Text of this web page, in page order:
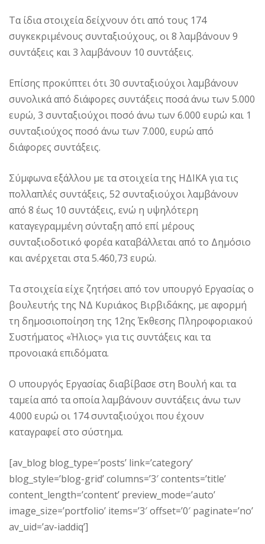
Τα ίδια στοιχεία δείχνουν ότι από τους 174
συγκεκριμένους συνταξιούχους, οι 8 λαμβάνουν 9
συντάξεις και 3 λαμβάνουν 10 συντάξεις.
Επίσης προκύπτει ότι 30 συνταξιούχοι λαμβάνουν
συνολικά από διάφορες συντάξεις ποσά άνω των 5.000
ευρώ, 3 συνταξιούχοι ποσό άνω των 6.000 ευρώ και 1
συνταξιούχος ποσό άνω των 7.000, ευρώ από
διάφορες συντάξεις.
Σύμφωνα εξάλλου με τα στοιχεία της ΗΔΙΚΑ για τις
πολλαπλές συντάξεις, 52 συνταξιούχοι λαμβάνουν
από 8 έως 10 συντάξεις, ενώ η υψηλότερη
καταγεγραμμένη σύνταξη από επί μέρους
συνταξιοδοτικό φορέα καταβάλλεται από το Δημόσιο
και ανέρχεται στα 5.460,73 ευρώ.
Τα στοιχεία είχε ζητήσει από τον υπουργό Εργασίας ο
βουλευτής της ΝΔ Κυριάκος Βιρβιδάκης, με αφορμή
τη δημοσιοποίηση της 12ης Έκθεσης Πληροφοριακού
Συστήματος «Ήλιος» για τις συντάξεις και τα
προνοιακά επιδόματα.
Ο υπουργός Εργασίας διαβίβασε στη Βουλή και τα
ταμεία από τα οποία λαμβάνουν συντάξεις άνω των
4.000 ευρώ οι 174 συνταξιούχοι που έχουν
καταγραφεί στο σύστημα.
[av_blog blog_type=’posts’ link=’category’
blog_style=’blog-grid’ columns=’3′ contents=’title’
content_length=’content’ preview_mode=’auto’
image_size=’portfolio’ items=’3′ offset=’0′ paginate=’no’
av_uid=’av-iaddiq’]